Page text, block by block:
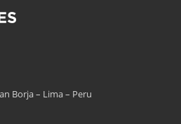
Borja – Lima – Peru